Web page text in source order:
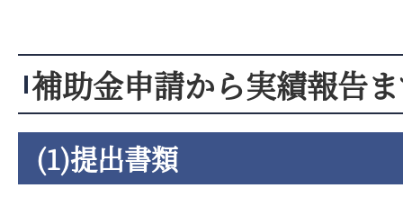
請時に下水道係へご確認く
補助金申請から実績報告
(1)提出書類